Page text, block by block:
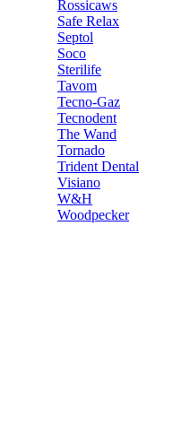
Rossicaws
Safe Relax
Septol
Soco
Sterilife
Tavom
Tecno-Gaz
Tecnodent
The Wand
Tornado
Trident Dental
Visiano
W&H
Woodpecker